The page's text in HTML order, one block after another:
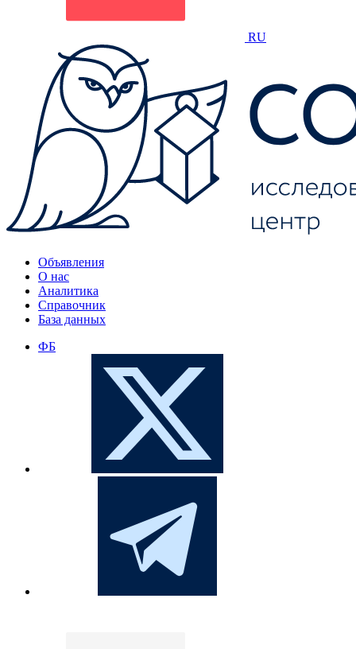
RU
Объявления
О нас
Аналитика
Справочник
База данных
ФБ